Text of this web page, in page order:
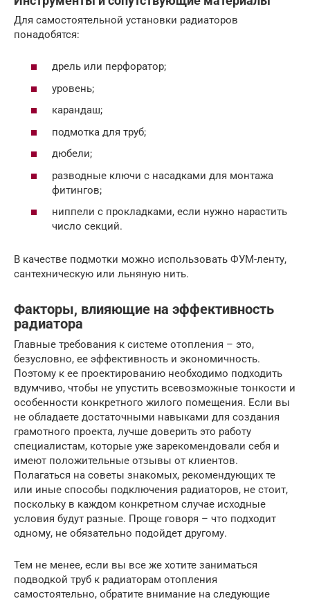
Для самостоятельной установки радиаторов
понадобятся:
дрель или перфоратор;
уровень;
карандаш;
подмотка для труб;
дюбели;
разводные ключи с насадками для монтажа
фитингов;
ниппели с прокладками, если нужно нарастить
число секций.
В качестве подмотки можно использовать ФУМ-ленту,
сантехническую или льняную нить.
Факторы, влияющие на эффективность
радиатора
Главные требования к системе отопления – это,
безусловно, ее эффективность и экономичность.
Поэтому к ее проектированию необходимо подходить
вдумчиво, чтобы не упустить всевозможные тонкости и
особенности конкретного жилого помещения. Если вы
не обладаете достаточными навыками для создания
грамотного проекта, лучше доверить это работу
специалистам, которые уже зарекомендовали себя и
имеют положительные отзывы от клиентов.
Полагаться на советы знакомых, рекомендующих те
или иные способы подключения радиаторов, не стоит,
поскольку в каждом конкретном случае исходные
условия будут разные. Проще говоря – что подходит
одному, не обязательно подойдет другому.
Тем не менее, если вы все же хотите заниматься
подводкой труб к радиаторам отопления
самостоятельно, обратите внимание на следующие